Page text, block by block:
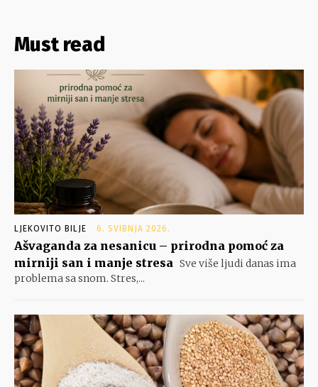
Must read
LJEKOVITO BILJE 6. SVIBNJA 2026.
Ašvaganda za nesanicu – prirodna pomoć za
mirniji san i manje stresa Sve više ljudi danas ima
problema sa snom. Stres,...